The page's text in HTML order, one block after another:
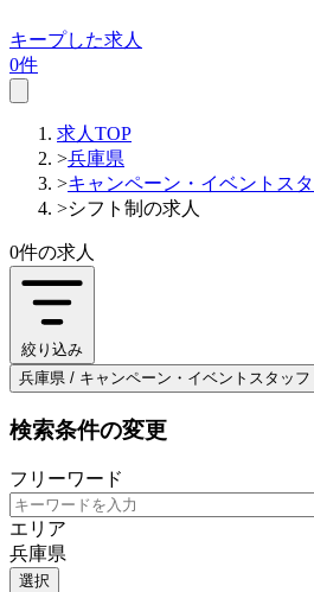
キープした求人
0件
求人TOP
>兵庫県
>キャンペーン・イベントス
>シフト制の求人
0件の求人
絞り込み
兵庫県 / キャンペーン・イベントスタッ
検索条件の変更
フリーワード
エリア
兵庫県
選択